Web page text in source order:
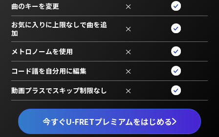
今すぐU-FRETプレミアムをはじめる
曲のキーを変更 ×
お気に入りに上限なしで曲を追
加
×
メトロノームを使用 ×
コード譜を自分用に編集 ×
動画プラスでスキップ制限なし ×